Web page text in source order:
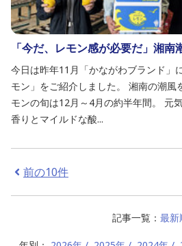
「今だ、レモン感が必要だ」湘南
今日は昨年11月「かながわブランド」
モン」をご紹介しました。 湘南の潮風
モンの旬は12月～4月の約半年間。 元
香りとマイルドな酸...
前の10件
記事一覧： 最新